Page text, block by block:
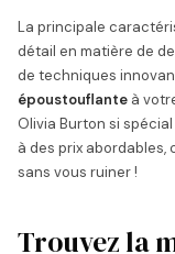
La principale
détail en matière de
de techniques
époustouflante à
Olivia Burton si
à des prix
sans vous ruiner !
Trouvez la